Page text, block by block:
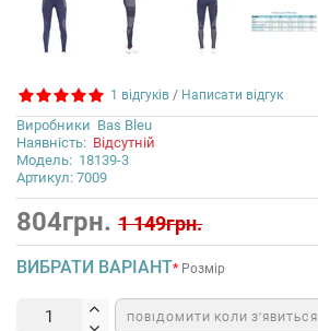
1 відгуків / Написати відгук
Виробники Bas Bleu
Наявність: Відсутній
Модель: 18139-3
Артикул: 7009
804грн. 1 149грн.
ВИБРАТИ ВАРІАНТ Розмір
ПОВІДОМИТИ КОЛИ З’ЯВИТЬСЯ